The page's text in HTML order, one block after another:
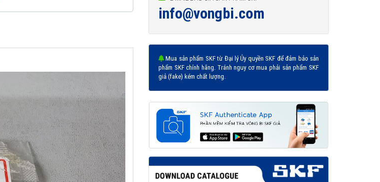
info@vongbi.com
Mua sản phẩm SKF từ Đại lý Ủy quyền SKF để đảm bảo sản
phẩm SKF chính hãng. Tránh nguy cơ mua phải sản phẩm SKF
giả (fake) kém chất lượng.